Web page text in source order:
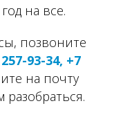
на все.
позвоните
93-34, +7
на почту